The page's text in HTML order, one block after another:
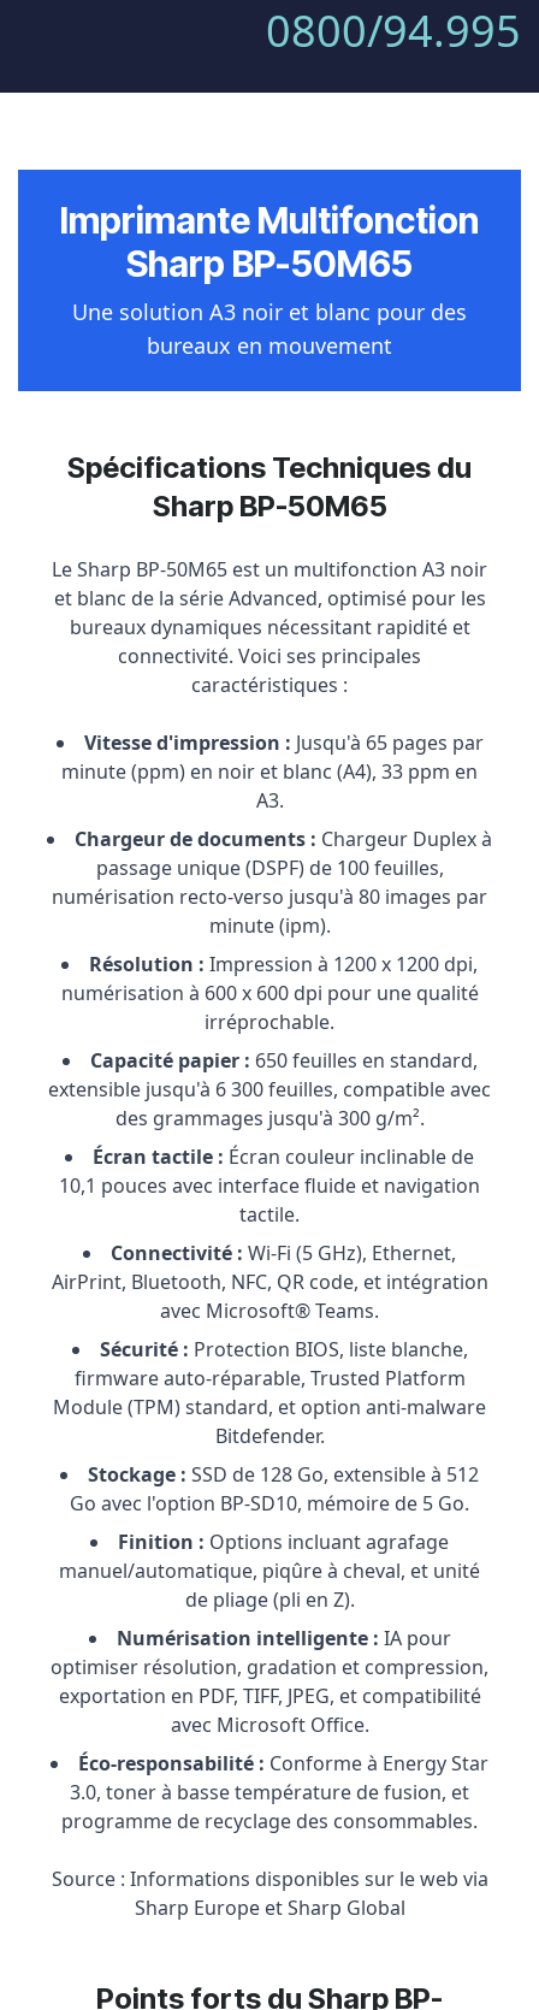
0800/94.995
Imprimante Multifonction
Sharp BP-50M65
Une solution A3 noir et blanc pour des
bureaux en mouvement
Spécifications Techniques du
Sharp BP-50M65
Le Sharp BP-50M65 est un multifonction A3 noir
et blanc de la série Advanced, optimisé pour les
bureaux dynamiques nécessitant rapidité et
connectivité. Voici ses principales
caractéristiques :
Vitesse d'impression : Jusqu'à 65 pages par
minute (ppm) en noir et blanc (A4), 33 ppm en
A3.
Chargeur de documents : Chargeur Duplex à
passage unique (DSPF) de 100 feuilles,
numérisation recto-verso jusqu'à 80 images par
minute (ipm).
Résolution : Impression à 1200 x 1200 dpi,
numérisation à 600 x 600 dpi pour une qualité
irréprochable.
Capacité papier : 650 feuilles en standard,
extensible jusqu'à 6 300 feuilles, compatible avec
des grammages jusqu'à 300 g/m².
Écran tactile : Écran couleur inclinable de
10,1 pouces avec interface fluide et navigation
tactile.
Connectivité : Wi-Fi (5 GHz), Ethernet,
AirPrint, Bluetooth, NFC, QR code, et intégration
avec Microsoft® Teams.
Sécurité : Protection BIOS, liste blanche,
firmware auto-réparable, Trusted Platform
Module (TPM) standard, et option anti-malware
Bitdefender.
Stockage : SSD de 128 Go, extensible à 512
Go avec l'option BP-SD10, mémoire de 5 Go.
Finition : Options incluant agrafage
manuel/automatique, piqûre à cheval, et unité
de pliage (pli en Z).
Numérisation intelligente : IA pour
optimiser résolution, gradation et compression,
exportation en PDF, TIFF, JPEG, et compatibilité
avec Microsoft Office.
Éco-responsabilité : Conforme à Energy Star
3.0, toner à basse température de fusion, et
programme de recyclage des consommables.
Source : Informations disponibles sur le web via
Sharp Europe et Sharp Global
Points forts du Sharp BP-